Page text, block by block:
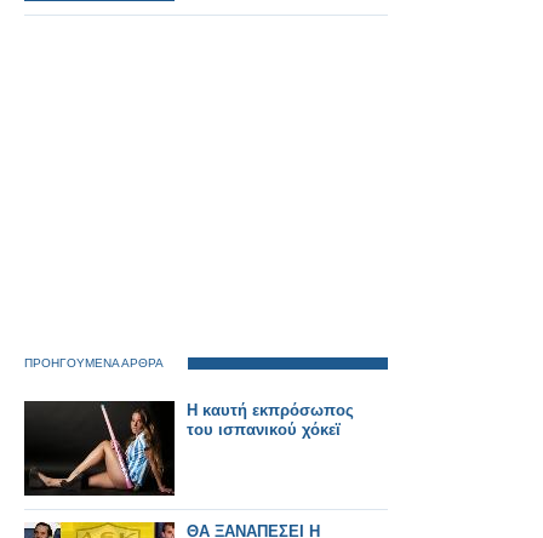
ΠΡΟΗΓΟΥΜΕΝΑ ΑΡΘΡΑ
Η καυτή εκπρόσωπος
του ισπανικού χόκεϊ
ΘΑ ΞΑΝΑΠΕΣΕΙ Η